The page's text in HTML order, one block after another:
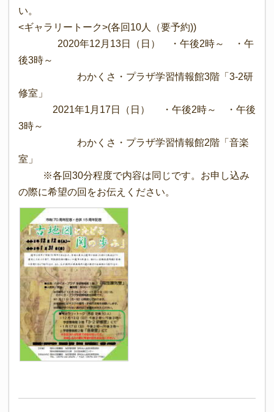
い。
<ギャラリートーク>(各回10人（要予約))
2020年12月13日（日） ・午後2時～ ・午
後3時～
わかくさ・プラザ学習情報館3階「3-2研
修室」
2021年1月17日（日） ・午後2時～ ・午後
3時～
わかくさ・プラザ学習情報館2階「音楽
室」
※各回30分程度で内容は同じです。お申し込み
の際に希望の回をお伝えください。